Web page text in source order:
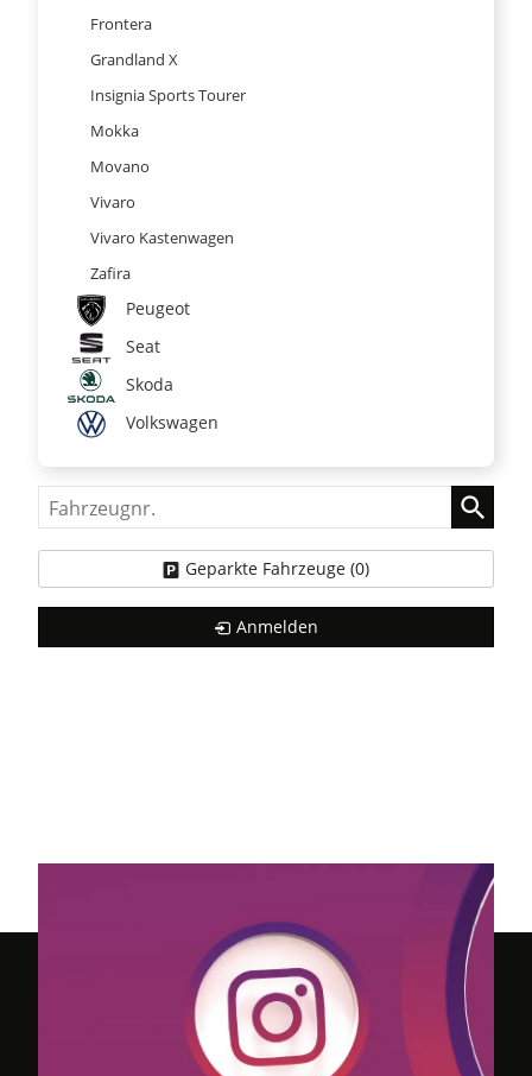
Frontera
Grandland X
Insignia Sports Tourer
Mokka
Movano
Vivaro
Vivaro Kastenwagen
Zafira
Peugeot
Seat
Skoda
Volkswagen
Fahrzeugnr.
Geparkte Fahrzeuge (0)
Anmelden